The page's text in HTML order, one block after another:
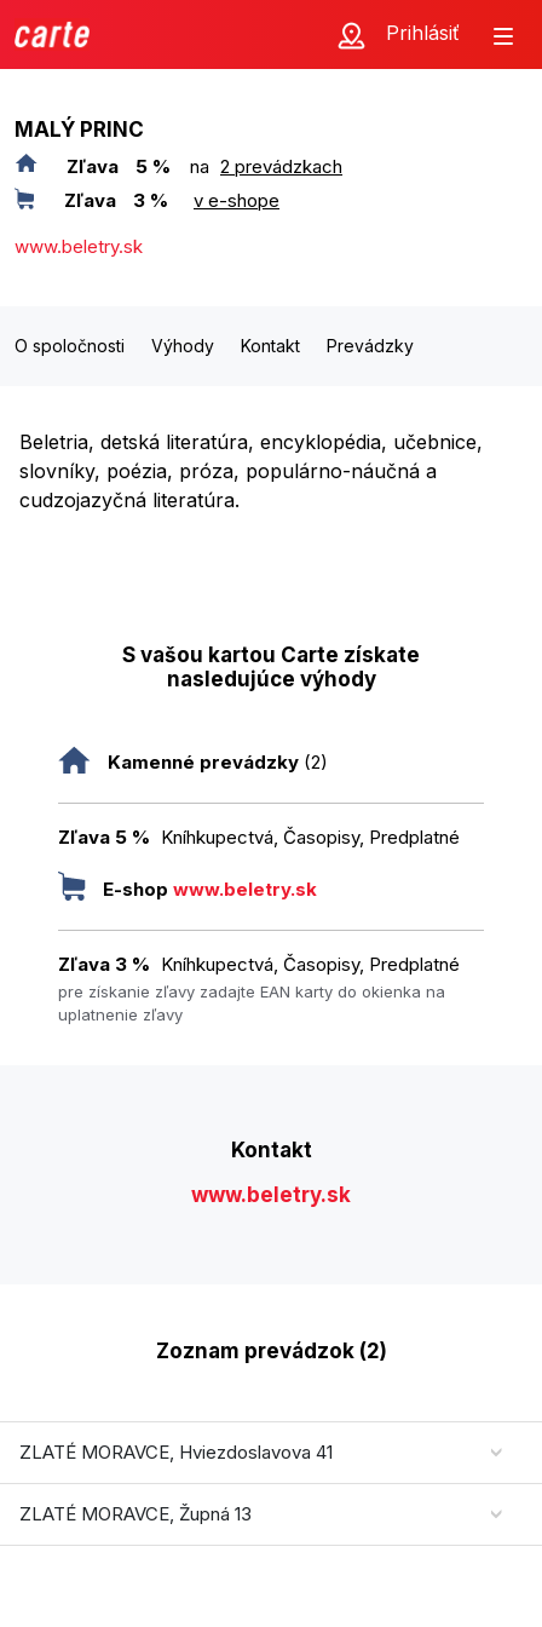
Prihlásiť
MALÝ PRINC
Zľava 5 % na 2 prevádzkach
Zľava
3 %
v e-shope
www.beletry.sk
O spoločnosti Výhody Kontakt Prevádzky
Beletria, detská literatúra, encyklopédia, učebnice,
slovníky, poézia, próza, populárno-náučná a
cudzojazyčná literatúra.
S vašou kartou Carte získate
nasledujúce výhody
Kamenné prevádzky (2)
Zľava 5 % Kníhkupectvá, Časopisy, Predplatné
E-shop www.beletry.sk
Zľava 3 % Kníhkupectvá, Časopisy, Predplatné
pre získanie zľavy zadajte EAN karty do okienka na
uplatnenie zľavy
Kontakt
www.beletry.sk
Zoznam prevádzok (2)
ZLATÉ MORAVCE, Hviezdoslavova 41
ZLATÉ MORAVCE, Župná 13